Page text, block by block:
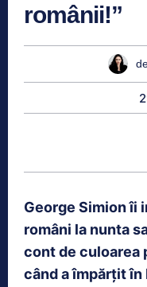
românii!”
George Simion îi
români la nunta
cont de culoarea
când a împărțit